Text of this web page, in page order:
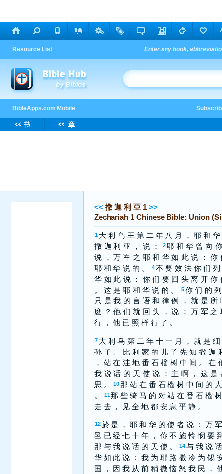
<< 撒 迦 利 亞 1 >>
Zechariah 1 Chinese Bible: Union
1 大 利 乌 王 第 二 年 八 月 ， 耶 和
撒 迦 利 亚 ， 说 ：
2耶 和 华 曾 向
说 ， 万 军 之 耶 和 华 如 此 说 ： 你
耶 和 华 说 的 。
4不 要 效 法 你 们
华 如 此 说 ： 你 们 要 回 头 离 开 你
。 这 是 耶 和 华 说 的 。
5 你 们 的
只 是 我 的 言 语 和 律 例 ， 就 是
麽 ？ 他 们 就 回 头 ， 说 ： 万 军
行 ， 他 已 照 样 行 了 。
7 大 利 乌 第 二 年 十 一 月 ， 就 是
孙 子 、 比 利 家 的 儿 子 先 知 撒 迦
， 站 在 洼 地 番 石 榴 树 中 间 。
我 说 话 的 天 使 说 ： 主 啊 ， 这 是
思 。
10那 站 在 番 石 榴 树 中 间 的
。
11那 些 骑 马 的 对 站 在 番 石 榴
走 去 ， 见 全 地 都 安 息 平 静 。
12於 是 ， 耶 和 华 的 使 者 说 ： 万
邑 已 经 七 十 年 ， 你 不 施 怜 悯 要
那 与 我 说 话 的 天 使 。
14与 我 说
华 如 此 说 ： 我 为 耶 路 撒 冷 为 锡
国 ， 因 我 从 前 稍 微 恼 怒 我 民 ，